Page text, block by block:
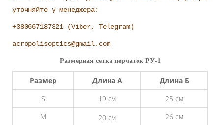
уточняйте у менеджера:
+380667187321 (Viber, Telegram)
acropolisoptics@gmail.com
Размерная сетка перчаток РУ-1
Размер Длина А
Длина Б
S
19 см
25 см
M
20 см 26 см